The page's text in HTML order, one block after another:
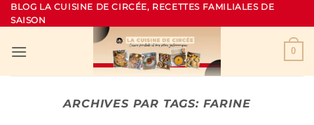
Passer
au
BLOG LA CUISINE DE CIRCÉE, RECETTES FAMILIALES DE
SAISON
0
ARCHIVES PAR TAGS: FARINE